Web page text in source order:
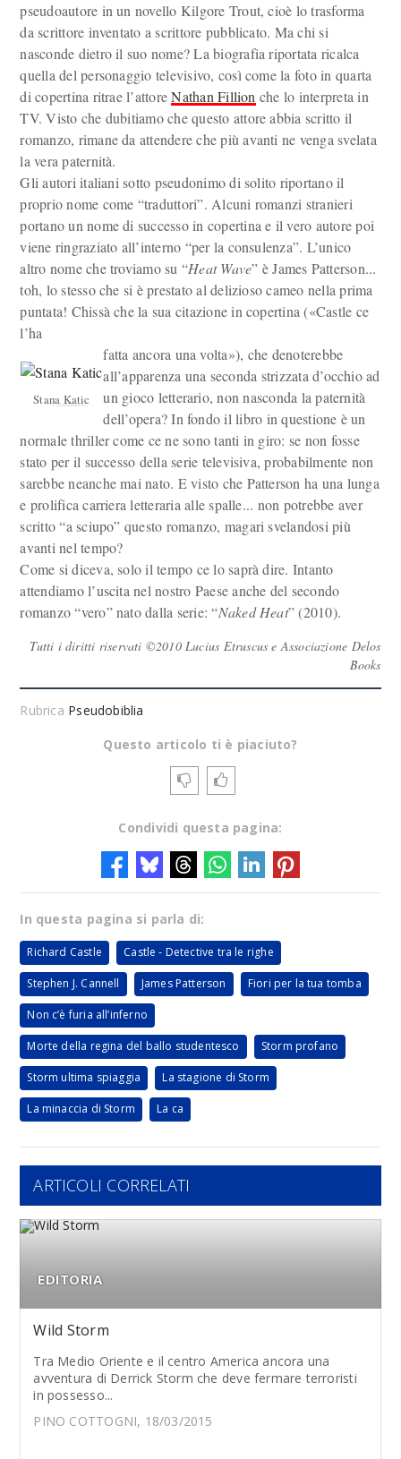
pseudoautore in un novello Kilgore Trout, cioè lo trasforma
da scrittore inventato a scrittore pubblicato. Ma chi si
nasconde dietro il suo nome? La biografia riportata ricalca
quella del personaggio televisivo, così come la foto in quarta
di copertina ritrae l’attoreNathan Fillion che lo interpreta in
TV. Visto che dubitiamo che questo attore abbia scritto il
romanzo, rimane da attendere che più avanti ne venga svelata
la vera paternità.
Gli autori italiani sotto pseudonimo di solito riportano il
proprio nome come “traduttori”. Alcuni romanzi stranieri
portano un nome di successo in copertina e il vero autore poi
viene ringraziato all’interno “per la consulenza”. L’unico
altro nome che troviamo su “Heat Wave” è James Patterson...
toh, lo stesso che si è prestato al delizioso cameo nella prima
puntata! Chissà che la sua citazione in copertina («Castle ce
l’ha
Stana Katic
fatta ancora una volta»), che denoterebbe
all’apparenza una seconda strizzata d’occhio ad
un gioco letterario, non nasconda la paternità
dell’opera? In fondo il libro in questione è un
normale thriller come ce ne sono tanti in giro: se non fosse
stato per il successo della serie televisiva, probabilmente non
sarebbe neanche mai nato. E visto che Patterson ha una lunga
e prolifica carriera letteraria alle spalle... non potrebbe aver
scritto “a sciupo” questo romanzo, magari svelandosi più
avanti nel tempo?
Come si diceva, solo il tempo ce lo saprà dire. Intanto
attendiamo l’uscita nel nostro Paese anche del secondo
romanzo “vero” nato dalla serie: “Naked Heat” (2010).
Tutti i diritti riservati ©2010 Lucius Etruscus e Associazione Delos
Books
Rubrica Pseudobiblia
Questo articolo ti è piaciuto?
Condividi questa pagina:
In questa pagina si parla di:
Richard Castle Castle - Detective tra le righe
Stephen J. Cannell James Patterson Fiori per la tua tomba
Non c’è furia all’inferno
Morte della regina del ballo studentesco Storm profano
Storm ultima spiaggia La stagione di Storm
La minaccia di Storm La ca
ARTICOLI CORRELATI
EDITORIA
Wild Storm
Tra Medio Oriente e il centro America ancora una
avventura di Derrick Storm che deve fermare terroristi
in possesso...
PINO COTTOGNI, 18/03/2015